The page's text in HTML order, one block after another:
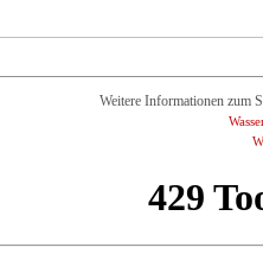
Weitere Informationen zum